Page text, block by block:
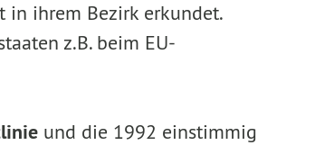
in ihrem Bezirk erkundet.
z.B. beim EU-
und die 1992 einstimmig